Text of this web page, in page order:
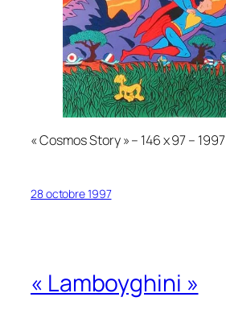
« Cosmos Story » – 146 x 97 – 1997
28 octobre 1997
« Lamboyghini »